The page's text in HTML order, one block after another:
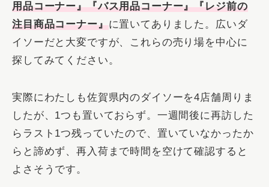
用品コーナー』『バス用品コーナー』『レジ前の
注目商品コーナー』に置いてありました。広いダ
イソーだと大変ですが、これらの売り場を中心に
探してみてください。
実際にわたしも佐賀県内のダイソーを4店舗周りま
したが、1つも置いておらず。一週間後に再訪した
らラスト1つ残っていたので、置いていなかったか
らと諦めず、再入荷まで時間を空けて確認すると
よさそうです。